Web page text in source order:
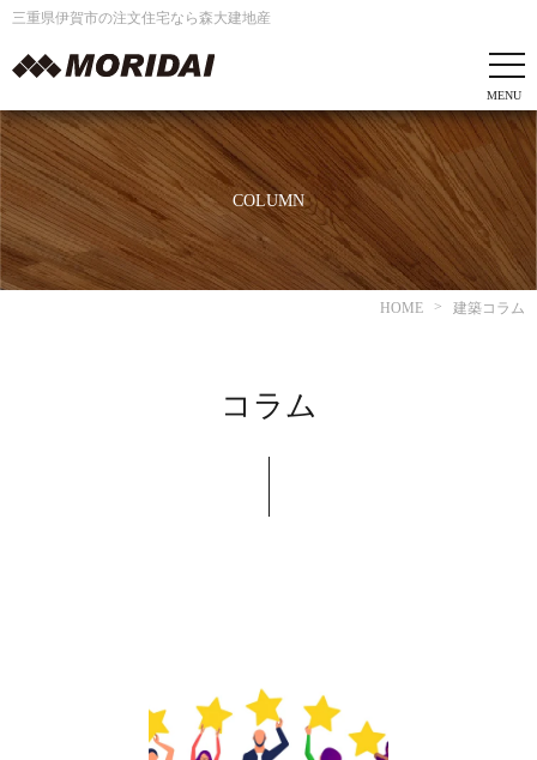
三重県伊賀市の注文住宅なら森大建地産
COLUMN
HOME 建築コラム
コラム